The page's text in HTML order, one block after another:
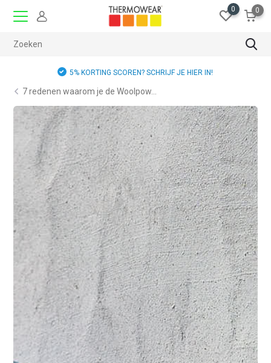
0 0
5% KORTING SCOREN? SCHRIJF JE HIER IN!
7 redenen waarom je de Woolpow...